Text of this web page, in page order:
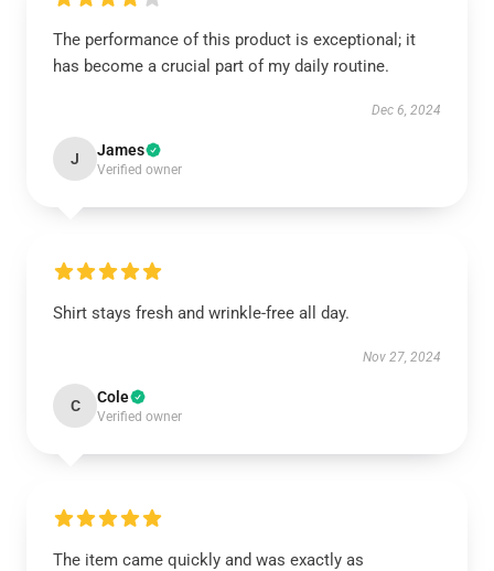
The performance of this product is exceptional; it
has become a crucial part of my daily routine.
Dec 6, 2024
J James
Verified owner
Shirt stays fresh and wrinkle-free all day.
Nov 27, 2024
C Cole
Verified owner
The item came quickly and was exactly as